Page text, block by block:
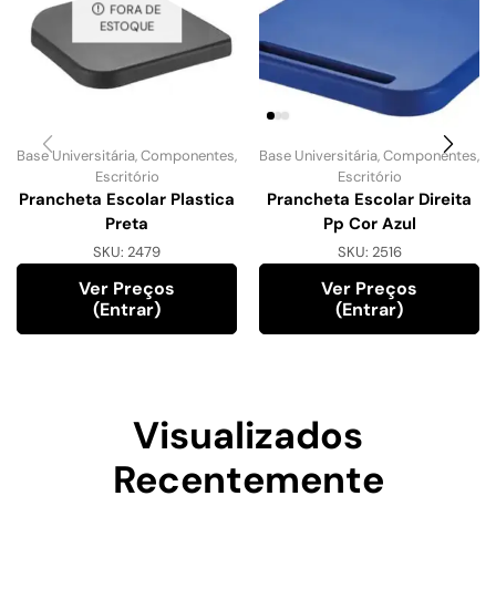
FORA DE
ESTOQUE
Base Universitária,Componentes,
Escritório
Prancheta Escolar Plastica
Preta
SKU: 2479
Ver Preços
(entrar)
Base Universitária,Componentes,
Escritório
Prancheta Escolar Direita
Pp Cor Azul
SKU: 2516
Ver Preços
(entrar)
Visualizados
Recentemente